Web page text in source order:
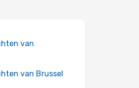
van
van Brussel